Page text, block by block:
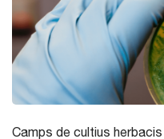
Camps de cultius